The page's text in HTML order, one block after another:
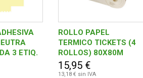
3 ETIQ.
ROLLO PAPEL
TERMICO TICKETS (4
ROLLOS) 80X80M
15,95 €
13,18 € sin IVA